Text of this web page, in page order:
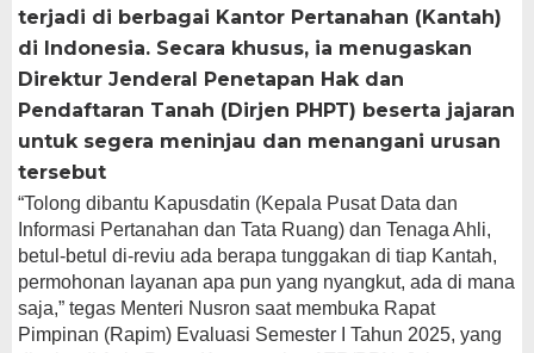
terjadi di berbagai Kantor Pertanahan (Kantah)
di Indonesia. Secara khusus, ia menugaskan
Direktur Jenderal Penetapan Hak dan
Pendaftaran Tanah (Dirjen PHPT) beserta jajaran
untuk segera meninjau dan menangani urusan
tersebut
“Tolong dibantu Kapusdatin (Kepala Pusat Data dan
Informasi Pertanahan dan Tata Ruang) dan Tenaga Ahli,
betul-betul di-reviu ada berapa tunggakan di tiap Kantah,
permohonan layanan apa pun yang nyangkut, ada di mana
saja,” tegas Menteri Nusron saat membuka Rapat
Pimpinan (Rapim) Evaluasi Semester I Tahun 2025, yang